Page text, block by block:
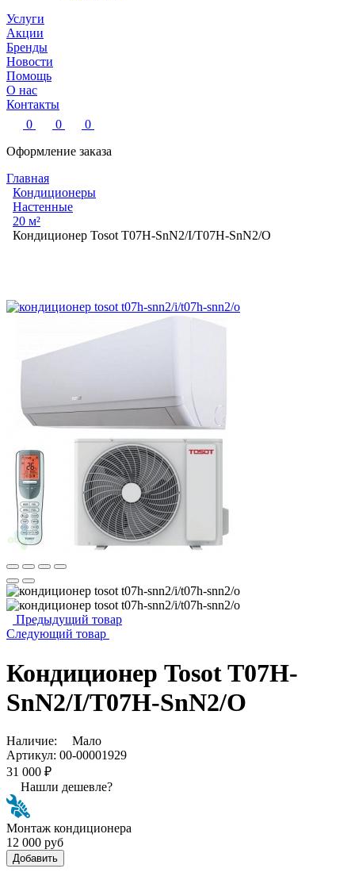
Услуги
Акции
Бренды
Новости
Помощь
О нас
Контакты
0
0
0
Оформление заказа
Главная
Кондиционеры
Настенные
20 м²
Кондиционер Tosot T07H-SnN2/I/T07H-SnN2/O
Предыдущий товар
Следующий товар
Кондиционер Tosot T07H-
SnN2/I/T07H-SnN2/O
Наличие:
Мало
Артикул: 00-00001929
31 000 ₽
Нашли дешевле?
Монтаж кондиционера
12 000 руб
Добавить